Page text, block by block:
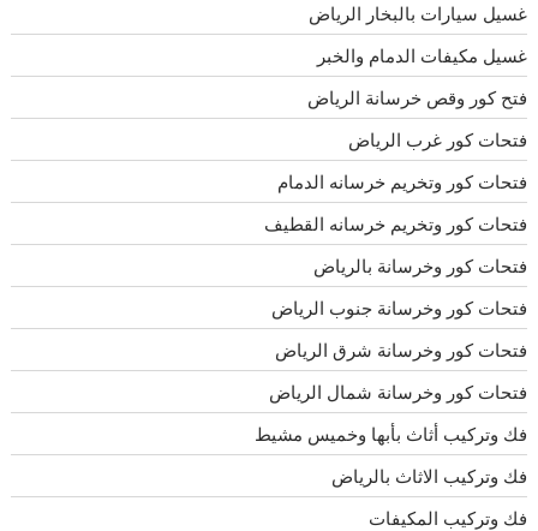
غسيل سيارات بالبخار الرياض
غسيل مكيفات الدمام والخبر
فتح كور وقص خرسانة الرياض
فتحات كور غرب الرياض
فتحات كور وتخريم خرسانه الدمام
فتحات كور وتخريم خرسانه القطيف
فتحات كور وخرسانة بالرياض
فتحات كور وخرسانة جنوب الرياض
فتحات كور وخرسانة شرق الرياض
فتحات كور وخرسانة شمال الرياض
فك وتركيب أثاث بأبها وخميس مشيط
فك وتركيب الاثاث بالرياض
فك وتركيب المكيفات